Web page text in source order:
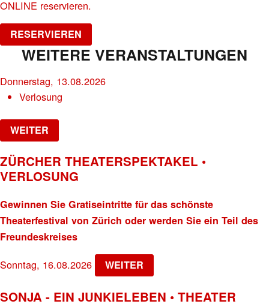
ONLINE reservieren.
RESERVIEREN
WEITERE VERANSTALTUNGEN
Donnerstag, 13.08.2026
Verlosung
WEITER
ZÜRCHER THEATERSPEKTAKEL •
VERLOSUNG
Gewinnen Sie Gratiseintritte für das schönste
Theaterfestival von Zürich oder werden Sie ein Teil des
Freundeskreises
Sonntag, 16.08.2026 WEITER
SONJA - EIN JUNKIELEBEN • THEATER